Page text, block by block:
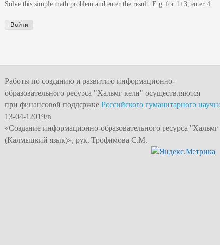
Solve this simple math problem and enter the result. E.g. for 1+3, enter 4.
Работы по созданию и развитию информационно-
образовательного ресурса "Хальмг келн" осуществляются
при финансовой поддержке Российского гуманитарного
13-04-12019/в
«Создание информационно-образовательного ресурса
(Калмыцкий язык)», рук. Трофимова С.М.